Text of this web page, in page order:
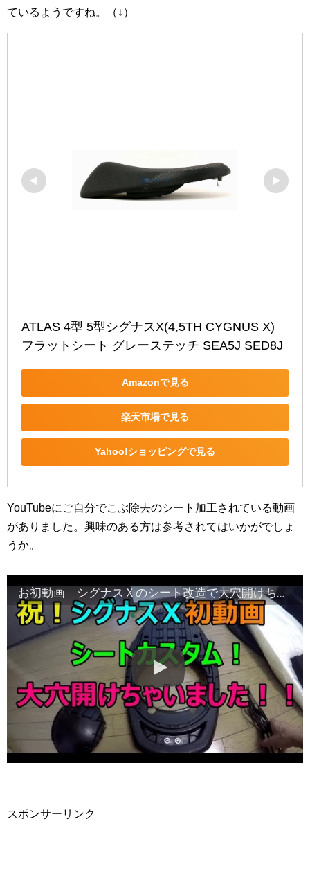
ているようですね。（↓）
ATLAS 4型 5型シグナスX(4,5TH CYGNUS X)
フラットシート グレーステッチ SEA5J SED8J
Amazonで見る
楽天市場で見る
Yahoo!ショッピングで見る
YouTubeにご自分でこぶ除去のシート加工されている動画
がありました。興味のある方は参考されてはいかがでしょ
うか。
お初動画 シグナスＸのシート改造で大穴開けちゃいました 【motovlog】#33
スポンサーリンク